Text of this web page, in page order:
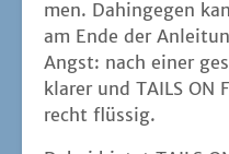
wird wild spe­ku­liert,
machen wer­den.
dann aber doch
spre­chend wird
Manch­mal reicht
aus, um das Feu­er